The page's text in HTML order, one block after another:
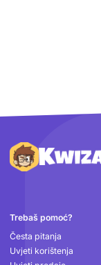
Podnožje
Trebaš pomoć?
Česta pitanja
Uvjeti korištenja